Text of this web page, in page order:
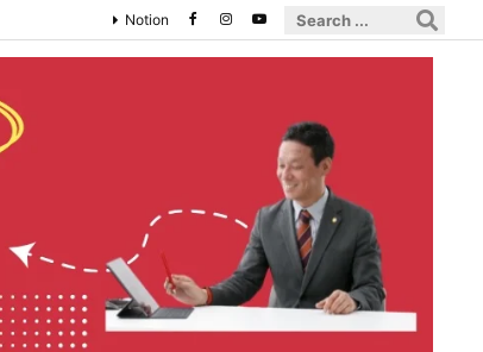
Notion